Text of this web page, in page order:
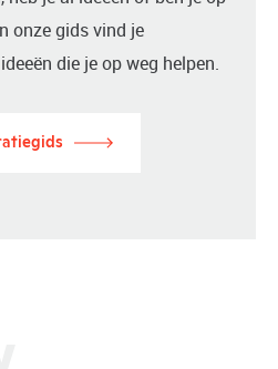
onze gids vind je
die je op weg helpen.